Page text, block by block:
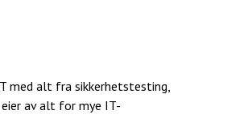
med alt fra sikkerhetstesting,
av alt for mye IT-